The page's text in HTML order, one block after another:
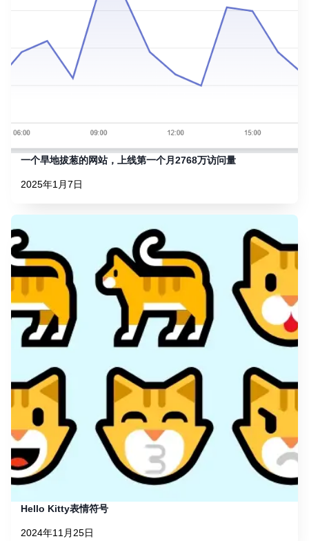
一个旱地拔葱的网站，上线第一个月2768万访问量
2025年1月7日
Hello Kitty表情符号
2024年11月25日